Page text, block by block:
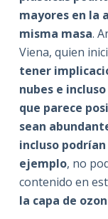
mayores en la
misma masa.
Viena, quien
tener
nubes e
que parece
sean
incluso
ejemplo, no
contenido en
la capa de